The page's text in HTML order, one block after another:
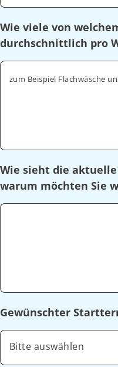
Wie viele von
durchschnittlich pro
zum Beispiel Flachwäsche
Wie sieht die aktuelle
warum möchten Sie
Gewünschter
Bitte auswählen